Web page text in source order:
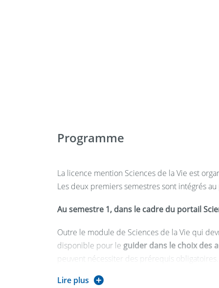
professionnel en fonction d’un contexte.
Compétences transversales et linguistiques
informatique pour acquérir, traiter, produire
que pour collaborer en interne et en externe.
un sujet.
Programme
La licence mention Sciences de la Vie est
Les deux premiers semestres sont intégrés au
Au semestre 1, dans le cadre du portail
Outre le module de Sciences de la Vie qui
disponible pour le guider dans le choix des
peuvent nécessiter des prérequis obligatoires.
Lechoix du parcours se détermine tout au
Lire plus